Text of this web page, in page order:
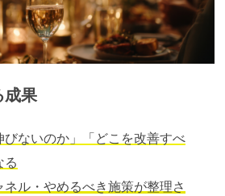
成果
びないのか」「どこを改善すべ
る
ネル・やめるべき施策が整理さ